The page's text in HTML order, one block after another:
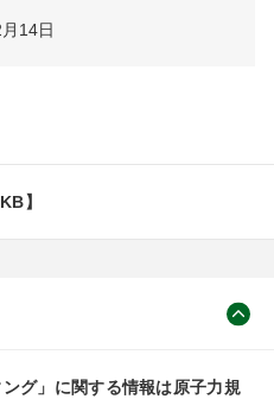
14日
】
グ」に関する情報は原子力規